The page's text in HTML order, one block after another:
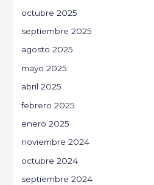
octubre 2025
septiembre 2025
agosto 2025
mayo 2025
abril 2025
febrero 2025
enero 2025
noviembre 2024
octubre 2024
septiembre 2024